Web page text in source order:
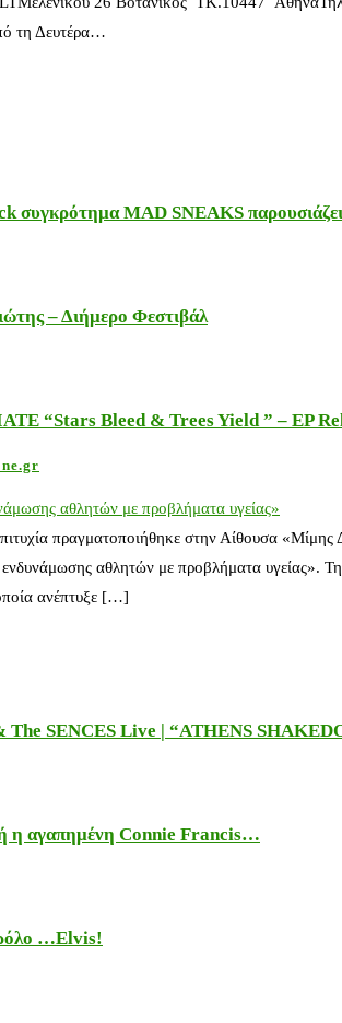
τη Δευτέρα…
συγκρότημα MAD SNEAKS
– Διήμερο Φεστιβάλ
“Stars Bleed & Trees Yield ” – EP
αθλητών με προβλήματα υγείας»
πραγματοποιήθηκε στην Αίθουσα
αθλητών με προβλήματα υγείας».
ανέπτυξε […]
The SENCES Live | “ATHENS
η αγαπημένη Connie Francis…
…Elvis!